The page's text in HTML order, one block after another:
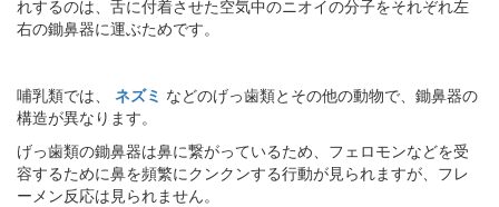
れするのは、舌に付着させた空気中のニオイの分子をそれぞれ左
右の鋤鼻器に運ぶためです。
哺乳類では、 ネズミ などのげっ歯類とその他の動物で、鋤鼻器の
構造が異なります。
げっ歯類の鋤鼻器は鼻に繋がっているため、フェロモンなどを受
容するために鼻を頻繁にクンクンする行動が見られますが、フレ
ーメン反応は見られません。